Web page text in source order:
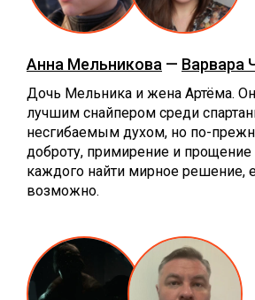
Анна Мельникова — Варвара
Дочь Мельника и жена Артёма.
лучшим снайпером среди
несгибаемым духом, но по-
доброту, примирение и
каждого найти мирное решение,
возможно.